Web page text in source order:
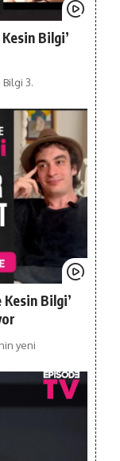
Bilgi’
3.
Kesin Bilgi’
yeni